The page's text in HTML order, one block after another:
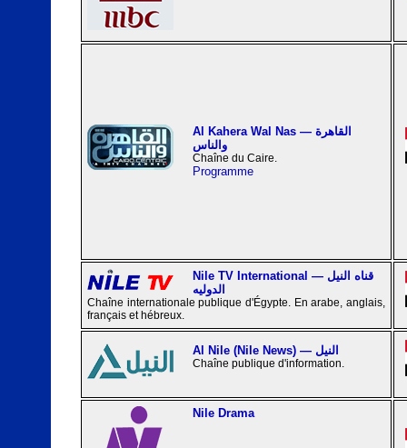
Al Kahera Wal Nas — القاهرة
والناس
Chaîne du Caire.
Programme
Nile TV International — قناه النيل
الدوليه
Chaîne internationale publique d'Égypte. En arabe, anglais,
français et hébreux.
Al Nile (Nile News) — النيل
Chaîne publique d'information.
Nile Drama